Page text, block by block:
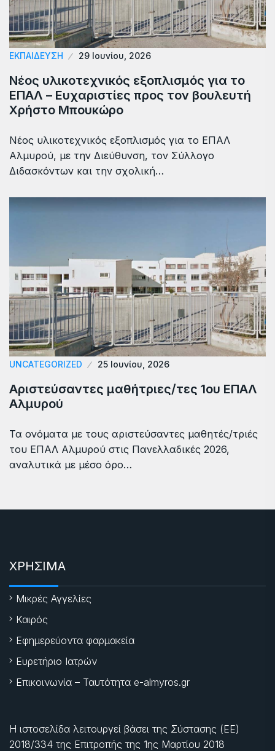
ΕΚΠΑΙΔΕΥΣΗ 29 Ιουνίου, 2026
Νέος υλικοτεχνικός εξοπλισμός για το
ΕΠΑΛ – Eυχαριστίες προς τον βουλευτή
Χρήστο Μπουκώρο
Νέος υλικοτεχνικός εξοπλισμός για το ΕΠΑΛ
Αλμυρού, με την Διεύθυνση, τον Σύλλογο
Διδασκόντων και την σχολική…
UNCATEGORIZED 25 Ιουνίου, 2026
Αριστεύσαντες μαθήτριες/τες 1ου ΕΠΑΛ
Αλμυρού
Τα ονόματα με τους αριστεύσαντες μαθητές/τριές
του ΕΠΑΛ Αλμυρού στις Πανελλαδικές 2026,
αναλυτικά με μέσο όρο…
ΧΡΗΣΙΜΑ
Μικρές Αγγελίες
Καιρός
Εφημερεύοντα φαρμακεία
Ευρετήριο Ιατρών
Επικοινωνία – Ταυτότητα e-almyros.gr
Η ιστοσελίδα λειτουργεί βάσει της Σύστασης (ΕΕ)
2018/334 της Επιτροπής της 1ης Μαρτίου 2018